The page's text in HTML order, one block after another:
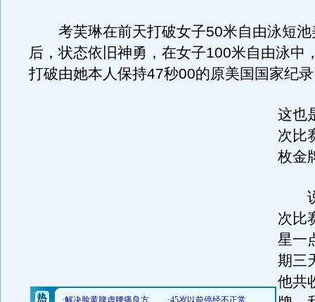
考芙琳在前天打破女子50米自由泳短池
后，状态依旧神勇，在女子100米自由泳中
打破由她本人保持47秒00的原美国国家纪
这也
次比
枚金
说
次比
星一
期三
他共